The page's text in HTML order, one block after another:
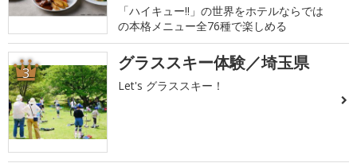
「ハイキュー!!」の世界をホテルならでは
の本格メニュー全76種で楽しめる
3 グラススキー体験／埼玉県
Let's グラススキー！